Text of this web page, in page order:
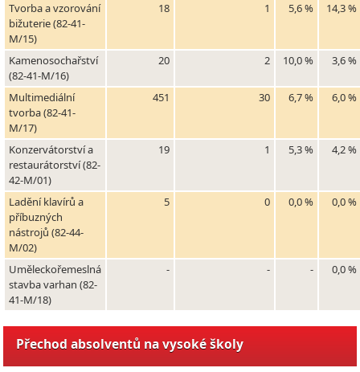
Tvorba a vzorování
bižuterie (82-41-
M/15)
18 1 5,6 % 14,3 %
Kamenosochařství
(82-41-M/16)
20 2 10,0 % 3,6 %
Multimediální
tvorba (82-41-
M/17)
451 30 6,7 % 6,0 %
Konzervátorství a
restaurátorství (82-
42-M/01)
19 1 5,3 % 4,2 %
Ladění klavírů a
příbuzných
nástrojů (82-44-
M/02)
5 0 0,0 % 0,0 %
Uměleckořemeslná
stavba varhan (82-
41-M/18)
- - - 0,0 %
Přechod absolventů na vysoké školy